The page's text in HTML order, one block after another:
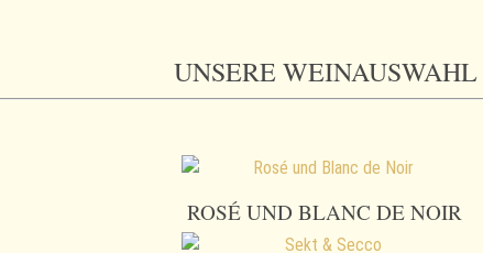
UNSERE WEINAUSWAHL
ROSÉ UND BLANC DE NOIR